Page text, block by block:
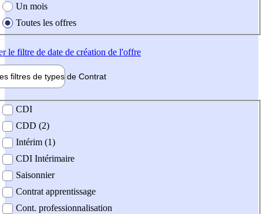
Un mois
Toutes les offres
le filtre de date de création de l'offre
filtres de types de Contrat
contrat
CDI
CDD (2)
Intérim (1)
CDI Intérimaire
Saisonnier
Contrat apprentissage
Cont. professionnalisation